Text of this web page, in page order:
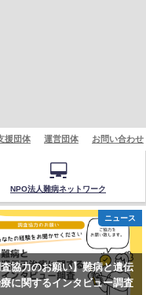
援団体 運営団体 お問い合わせ
NPO法人難病ネットワーク
ニュース
査協力のお願い】難病と遺伝
に関するインタビュー調査